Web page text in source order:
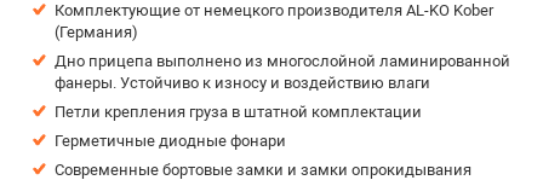
Комплектующие от немецкого производителя AL-KO Kober
(Германия)
Дно прицепа выполнено из многослойной ламинированной
фанеры. Устойчиво к износу и воздействию влаги
Петли крепления груза в штатной комплектации
Герметичные диодные фонари
Современные бортовые замки и замки опрокидывания